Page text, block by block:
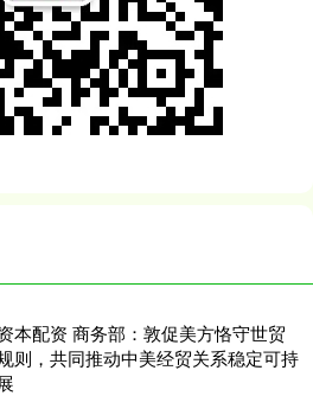
本配资 商务部：敦促美方恪守世贸
则，共同推动中美经贸关系稳定可持